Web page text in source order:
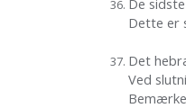
De
Dette er
Det
Ved